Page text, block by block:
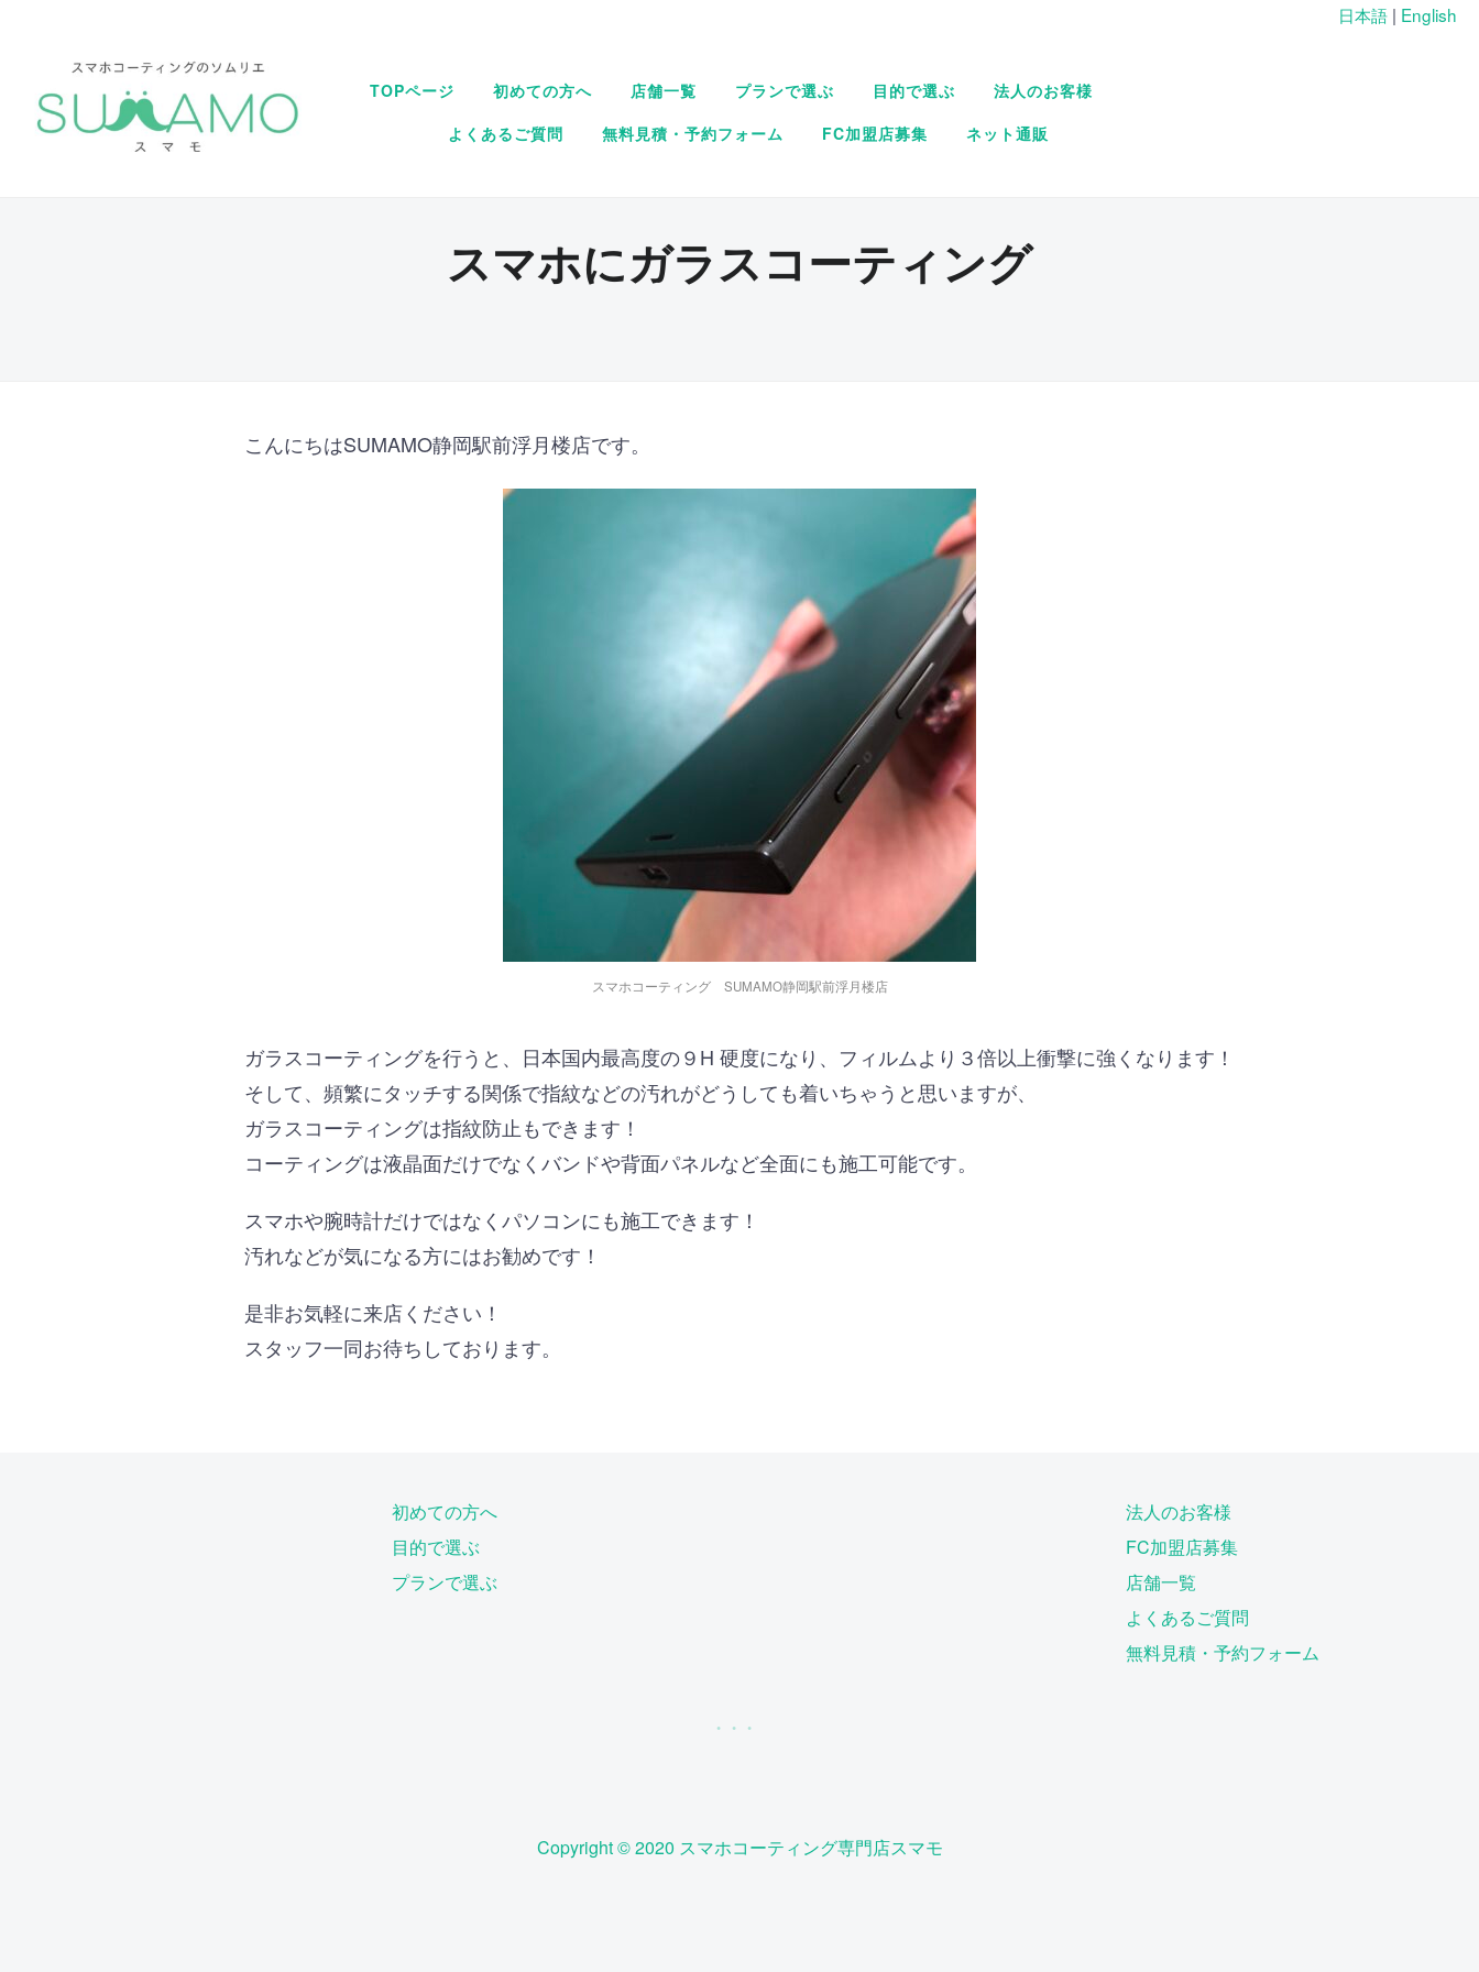
日本語 | English
TOPページ 初めての方へ 店舗一覧 プランで選ぶ 目的で選ぶ
法人のお客様
よくあるご質問
無料見積・予約フォーム FC加盟店募集 ネット通販
スマホにガラスコーティング
こんにちはSUMAMO静岡駅前浮月楼店です。
スマホコーティング SUMAMO静岡駅前浮月楼店
ガラスコーティングを行うと、日本国内最高度の９H 硬度になり、フィルムより３倍以上衝撃に強くなります！
そして、頻繁にタッチする関係で指紋などの汚れがどうしても着いちゃうと思いますが、
ガラスコーティングは指紋防止もできます！
コーティングは液晶面だけでなくバンドや背面パネルなど全面にも施工可能です。
スマホや腕時計だけではなくパソコンにも施工できます！
汚れなどが気になる方にはお勧めです！
是非お気軽に来店ください！
スタッフ一同お待ちしております。
初めての方へ
目的で選ぶ
プランで選ぶ
法人のお客様
FC加盟店募集
店舗一覧
よくあるご質問
無料見積・予約フォーム
Copyright © 2020 スマホコーティング専門店スマモ